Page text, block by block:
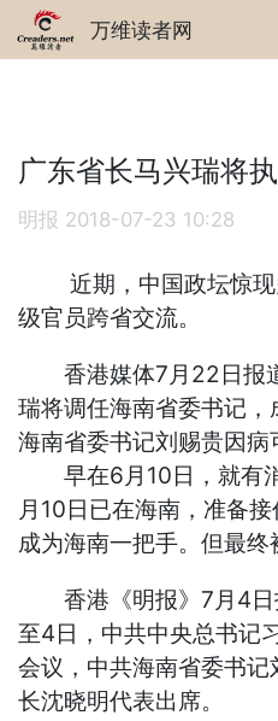
万维读者网
广东省长马兴瑞将
明报 2018-07-23 10:28
近期，中国政坛惊现
级官员跨省交流。
香港媒体7月22日报
瑞将调任海南省委书记，
海南省委书记刘赐贵因病
早在6月10日，就有
月10日已在海南，准备
成为海南一把手。但最终
香港《明报》7月4日
至4日，中共中央总书记
会议，中共海南省委书
长沈晓明代表出席。